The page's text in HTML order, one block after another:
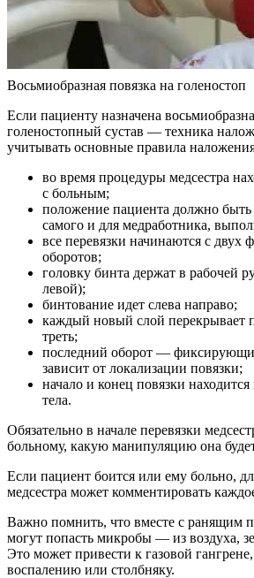
Восьмиобразная повязка на голеностоп
Если пациенту назначена
голеностопный сустав — техника
учитывать основные правила
во время процедуры медсестра
с больным;
положение пациента должно
самого и для медработника,
все перевязки начинаются с
оборотов;
головку бинта держат в рабочей
левой);
бинтование идет слева направо;
каждый новый слой перекрывает
треть;
последний оборот —
зависит от локализации повязки;
начало и конец повязки
тела.
Обязательно в начале перевязки
больному, какую манипуляцию она
Если пациент боится или ему больно,
медсестра может комментировать
Важно помнить, что вместе с ранящим
могут попасть микробы — из воздуха,
Это может привести к газовой
воспалению или столбняку.